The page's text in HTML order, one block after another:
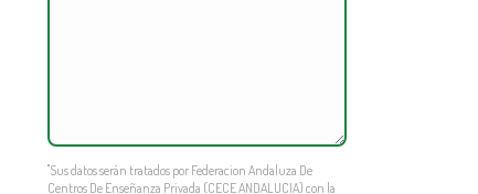
"Sus datos serán tratados por Federacion Andaluza De
Centros De Enseñanza Privada (CECE ANDALUCIA) con la